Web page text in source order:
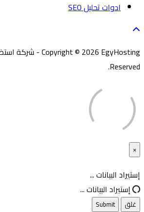
ادوات تحليل SEO
Reserved.
×
غلق
إستيراد البيانات ...
إستيراد البيانات ...
غلق Submit